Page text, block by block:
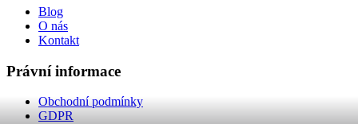
Blog
O nás
Kontakt
Právní informace
Obchodní podmínky
GDPR